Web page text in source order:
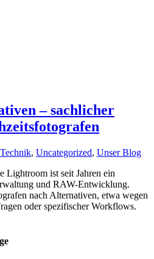
– sachlicher
Technik, Uncategorized, Unser Blog
Lightroom ist seit Jahren ein
und RAW-Entwicklung.
nach Alternativen, etwa wegen
oder spezifischer Workflows.